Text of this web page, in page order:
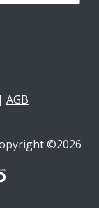
| AGB
©2026